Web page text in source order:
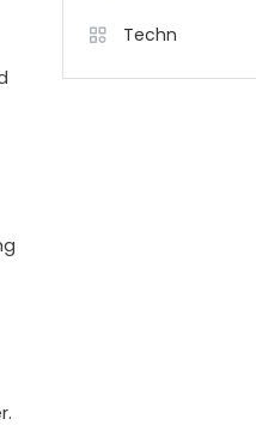
Techn